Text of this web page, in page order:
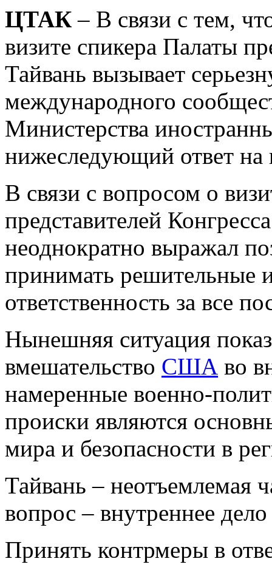
ЦТАК – В связи с тем,
визите спикера Палаты
Тайвань вызывает
международного
Министерства
нижеследующий ответ
В связи с вопросом о
представителей
неоднократно выражал
принимать решительные
ответственность за все
Нынешняя ситуация
вмешательство США во
намеренные военно-
происки являются
мира и безопасности в
Тайвань – неотъемлемая
вопрос – внутреннее
Принять контрмеры в